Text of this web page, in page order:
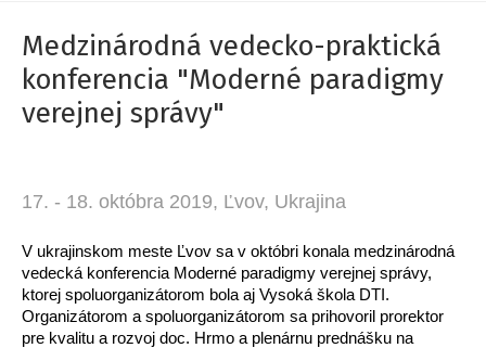
Medzinárodná vedecko-praktická
konferencia "Moderné paradigmy
verejnej správy"
17. - 18. októbra 2019, Ľvov, Ukrajina
V ukrajinskom meste Ľvov sa v októbri konala medzinárodná
vedecká konferencia Moderné paradigmy verejnej správy,
ktorej spoluorganizátorom bola aj Vysoká škola DTI.
Organizátorom a spoluorganizátorom sa prihovoril prorektor
pre kvalitu a rozvoj doc. Hrmo a plenárnu prednášku na